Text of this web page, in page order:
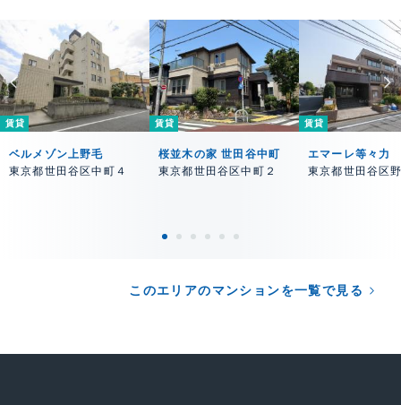
賃貸
ベルメゾン上野毛
東京都世田谷区中町４
賃貸
桜並木の家 世田谷中町
東京都世田谷区中町２
賃貸
エマーレ等々力
東京都世田谷区
このエリアのマンションを一覧で見る